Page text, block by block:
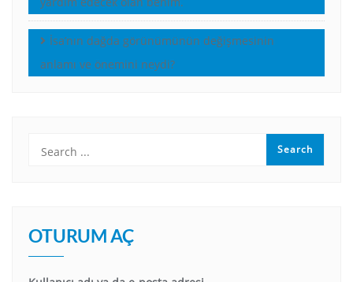
İsa’nın dağda görünümünün değişmesinin
anlamı ve önemini neydi?
OTURUM AÇ